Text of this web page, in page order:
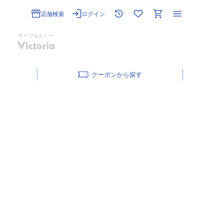
店舗検索 ログイン
サーフ&スノー
クーポン